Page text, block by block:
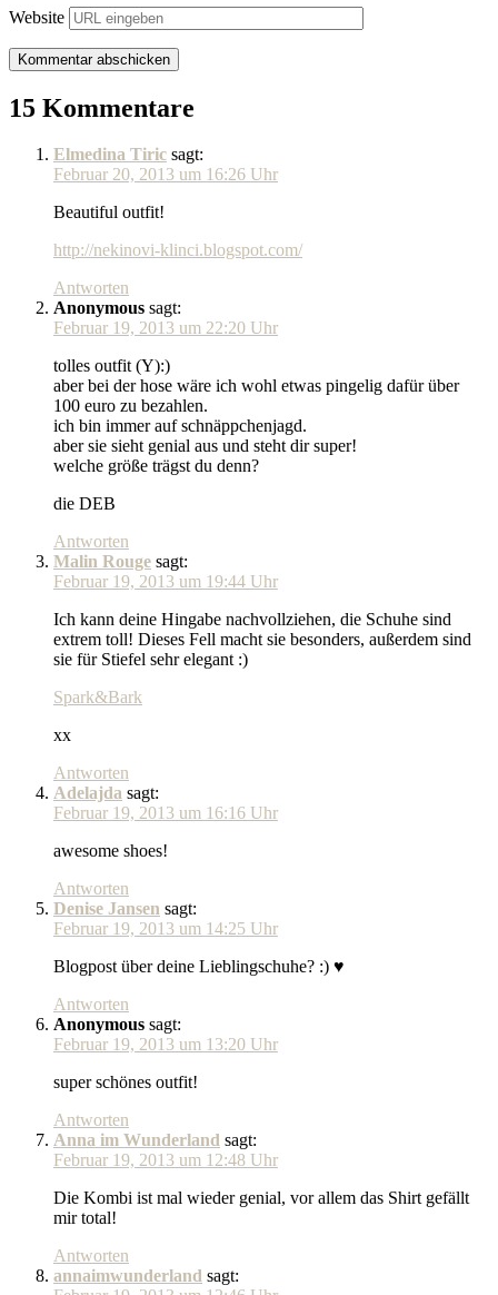
Website
15 Kommentare
Elmedina Tiric sagt:
Februar 20, 2013 um 16:26 Uhr
Beautiful outfit!
http://nekinovi-klinci.blogspot.com/
Antworten
Anonymous sagt:
Februar 19, 2013 um 22:20 Uhr
tolles outfit (Y):)
aber bei der hose wäre ich wohl etwas pingelig dafür über
100 euro zu bezahlen.
ich bin immer auf schnäppchenjagd.
aber sie sieht genial aus und steht dir super!
welche größe trägst du denn?
die DEB
Antworten
Malin Rouge sagt:
Februar 19, 2013 um 19:44 Uhr
Ich kann deine Hingabe nachvollziehen, die Schuhe sind
extrem toll! Dieses Fell macht sie besonders, außerdem sind
sie für Stiefel sehr elegant :)
Spark&Bark
xx
Antworten
Adelajda sagt:
Februar 19, 2013 um 16:16 Uhr
awesome shoes!
Antworten
Denise Jansen sagt:
Februar 19, 2013 um 14:25 Uhr
Blogpost über deine Lieblingschuhe? :) ♥
Antworten
Anonymous sagt:
Februar 19, 2013 um 13:20 Uhr
super schönes outfit!
Antworten
Anna im Wunderland sagt:
Februar 19, 2013 um 12:48 Uhr
Die Kombi ist mal wieder genial, vor allem das Shirt gefällt
mir total!
Antworten
annaimwunderland sagt: